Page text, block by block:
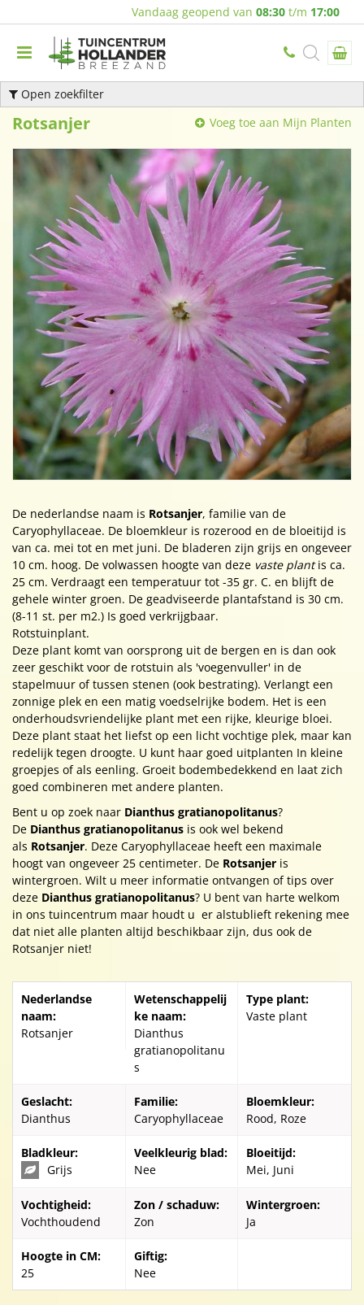
Vandaag geopend van 08:30 t/m 17:00
Open zoekfilter
Rotsanjer Voeg toe aan Mijn Planten
De nederlandse naam is Rotsanjer, familie van de
Caryophyllaceae. De bloemkleur is rozerood en de bloeitijd is
van ca. mei tot en met juni. De bladeren zijn grijs en ongeveer
10 cm. hoog. De volwassen hoogte van deze vaste plantis ca.
25 cm. Verdraagt een temperatuur tot -35 gr. C. en blijft de
gehele winter groen. De geadviseerde plantafstand is 30 cm.
(8-11 st. per m2.) Is goed verkrijgbaar.
Rotstuinplant.
Deze plant komt van oorsprong uit de bergen en is dan ook
zeer geschikt voor de rotstuin als 'voegenvuller' in de
stapelmuur of tussen stenen (ook bestrating). Verlangt een
zonnige plek en een matig voedselrijke bodem. Het is een
onderhoudsvriendelijke plant met een rijke, kleurige bloei.
Deze plant staat het liefst op een licht vochtige plek, maar kan
redelijk tegen droogte. U kunt haar goed uitplanten In kleine
groepjes of als eenling. Groeit bodembedekkend en laat zich
goed combineren met andere planten.
Bent u op zoek naar Dianthus gratianopolitanus?
De Dianthus gratianopolitanus is ook wel bekend
als Rotsanjer. Deze Caryophyllaceae heeft een maximale
hoogt van ongeveer 25 centimeter. De Rotsanjer is
wintergroen. Wilt u meer informatie ontvangen of tips over
deze Dianthus gratianopolitanus? U bent van harte welkom
in ons tuincentrum maar houdt u er alstublieft rekening mee
dat niet alle planten altijd beschikbaar zijn, dus ook de
Rotsanjer niet!
Nederlandse
naam:
Rotsanjer
Wetenschappelij
ke naam:
Dianthus
gratianopolitanu
s
Type plant:
Vaste plant
Geslacht:
Dianthus
Familie:
Caryophyllaceae
Bloemkleur:
Rood, Roze
Bladkleur:
Grijs
Veelkleurig blad:
Nee
Bloeitijd:
Mei, Juni
Vochtigheid:
Vochthoudend
Zon / schaduw:
Zon
Wintergroen:
Ja
Hoogte in CM:
25
Giftig:
Nee